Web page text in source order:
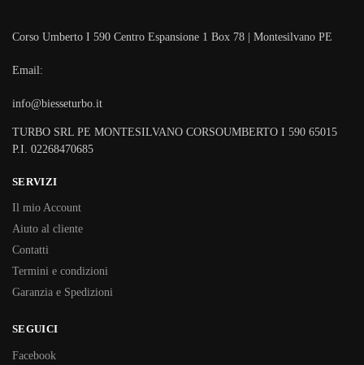
Corso Umberto I 590 Centro Espansione 1 Box 78 | Montesilvano PE
Email:
info@biesseturbo.it
TURBO SRL PE MONTESILVANO CORSOUMBERTO I 590 65015
P.I. 02268470685
SERVIZI
Il mio Account
Aiuto al cliente
Contatti
Termini e condizioni
Garanzia e Spedizioni
SEGUICI
Facebook